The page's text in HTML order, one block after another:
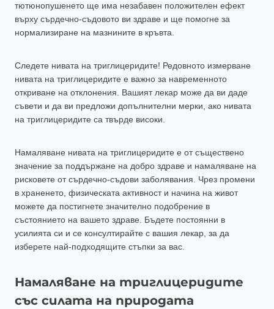
тютюнопушенето ще има незабавен положителен ефект
върху сърдечно-съдовото ви здраве и ще помогне за
нормализиране на мазнините в кръвта.
Следете нивата на триглицеридите! Редовното измерване
нивата на триглицеридите е важно за навременното
откриване на отклонения. Вашият лекар може да ви даде
съвети и да ви предложи допълнителни мерки, ако нивата
на триглицеридите са твърде високи.
Намаляване нивата на триглицеридите е от съществено
значение за поддържане на добро здраве и намаляване на
рисковете от сърдечно-съдови заболявания. Чрез промени
в храненето, физическата активност и начина на живот
можете да постигнете значително подобрение в
състоянието на вашето здраве. Бъдете постоянни в
усилията си и се консултирайте с вашия лекар, за да
изберете най-подходящите стъпки за вас.
Намаляване на триглицеридите
със силата на природата